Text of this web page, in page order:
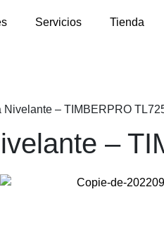
Servicios Tienda
– TIMBERPRO
–